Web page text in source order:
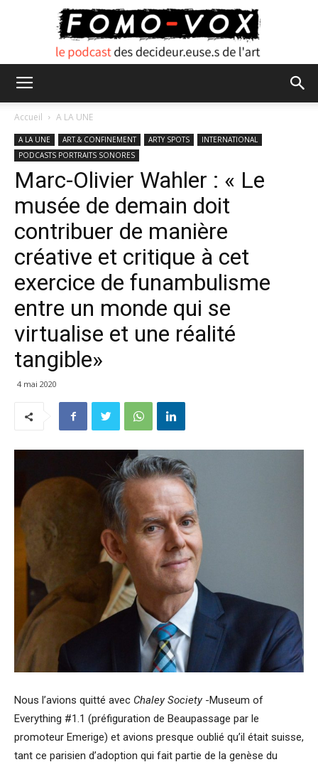
Accueil A LA UNE
A LA UNE ART & CONFINEMENT ARTY SPOTS
INTERNATIONAL
PODCASTS PORTRAITS SONORES
Marc-Olivier Wahler : « Le
musée de demain doit
contribuer de manière
créative et critique à cet
exercice de funambulisme
entre un monde qui se
virtualise et une réalité
tangible»
4 mai 2020
Nous l’avions quitté avec Chaley Society-Museum of
Everything #1.1 (préfiguration de Beaupassage par le
promoteur Emerige) et avions presque oublié qu’il était suisse,
tant ce parisien d’adoption qui fait partie de la genèse du